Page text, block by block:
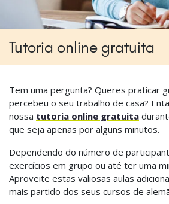
Tutoria online gratuita
Tem uma pergunta? Queres praticar
percebeu o seu trabalho de casa?
nossa tutoria online gratuita
que seja apenas por alguns minutos.
Dependendo do número de
exercícios em grupo ou até ter uma
Aproveite estas valiosas aulas
mais partido dos seus cursos de